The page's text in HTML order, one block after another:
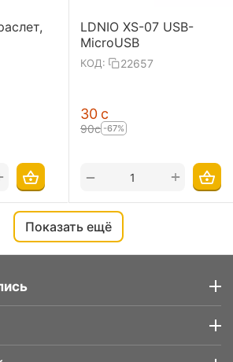
LDNIO XS-07 USB-
MicroUSB
КОД: 22657
‍30‍ с
‍90‍с -67%
+
−
Показать ещё